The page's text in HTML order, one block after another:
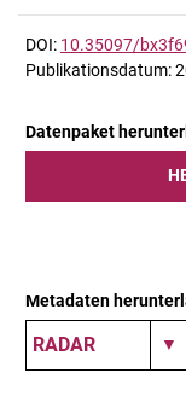
DOI: 10.35097/
Publikationsdatum:
Datenpaket
Metadaten